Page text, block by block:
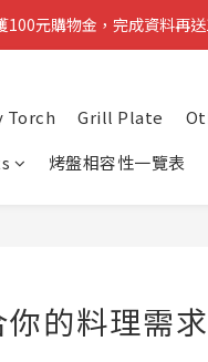
100元購物金，完成資料再
100元購物金，完成資料再
成訂單推薦人可獲得200元
元購物金，完成資料再送
Torch Grill Plate
烤盤相容性一覽表
的料理需求